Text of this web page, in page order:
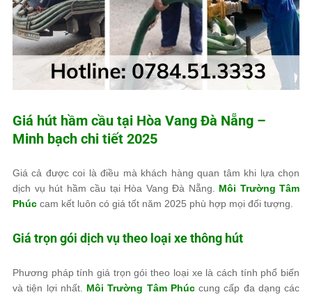
Giá hút hầm cầu tại Hòa Vang Đà Nẵng –
Minh bạch chi tiết 2025
Giá cả được coi là điều mà khách hàng quan tâm khi lựa chọn
dịch vụ hút hầm cầu tại Hòa Vang Đà Nẵng. Môi Trường Tâm
Phúc cam kết luôn có giá tốt năm 2025 phù hợp mọi đối tượng.
Giá trọn gói dịch vụ theo loại xe thông hút
Phương pháp tính giá trọn gói theo loại xe là cách tính phổ biến
và tiện lợi nhất. Môi Trường Tâm Phúccung cấp đa dạng các